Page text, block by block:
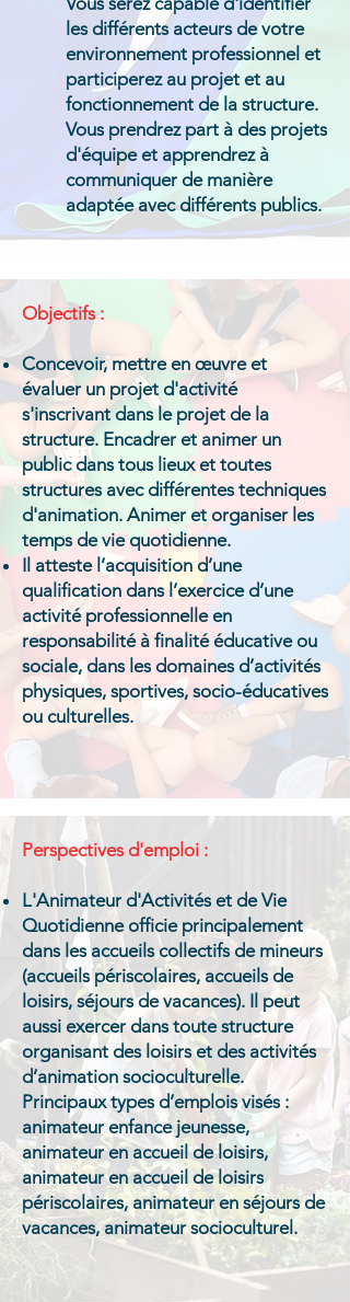
les différents acteurs de votre
environnement professionnel et
participerez au projet et au
fonctionnement de la structure.
Vous prendrez part à des projets
d'équipe et apprendrez à
communiquer de manière
adaptée avec différents publics.
Objectifs :
Concevoir, mettre en œuvre et
évaluer un projet d'activité
s'inscrivant dans le projet de la
structure. Encadrer et animer un
public dans tous lieux et toutes
structures avec différentes techniques
d'animation. Animer et organiser les
temps de vie quotidienne.
Il atteste l’acquisition d’une
qualification dans l’exercice d’une
activité professionnelle en
responsabilité à finalité éducative ou
sociale, dans les domaines d’activités
physiques, sportives, socio-éducatives
ou culturelles.
Perspectives d'emploi :
L'Animateur d'Activités et de Vie
Quotidienne officie principalement
dans les accueils collectifs de mineurs
(accueils périscolaires, accueils de
loisirs, séjours de vacances). Il peut
aussi exercer dans toute structure
organisant des loisirs et des activités
d’animation socioculturelle.
Principaux types d’emplois visés :
animateur enfance jeunesse,
animateur en accueil de loisirs,
animateur en accueil de loisirs
périscolaires, animateur en séjours de
vacances, animateur socioculturel.